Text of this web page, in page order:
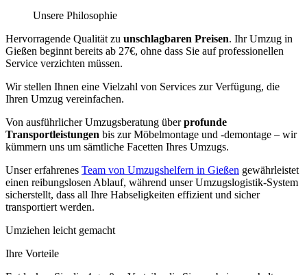
Unsere Philosophie
Hervorragende Qualität zu unschlagbaren Preisen. Ihr Umzug in
Gießen beginnt bereits ab 27€, ohne dass Sie auf professionellen
Service verzichten müssen.
Wir stellen Ihnen eine Vielzahl von Services zur Verfügung, die
Ihren Umzug vereinfachen.
Von ausführlicher Umzugsberatung überprofunde
Transportleistungen bis zur Möbelmontage und -demontage – wir
kümmern uns um sämtliche Facetten Ihres Umzugs.
Unser erfahrenes Team von Umzugshelfern in Gießen gewährleistet
einen reibungslosen Ablauf, während unser Umzugslogistik-System
sicherstellt, dass all Ihre Habseligkeiten effizient und sicher
transportiert werden.
Umziehen leicht gemacht
Ihre Vorteile